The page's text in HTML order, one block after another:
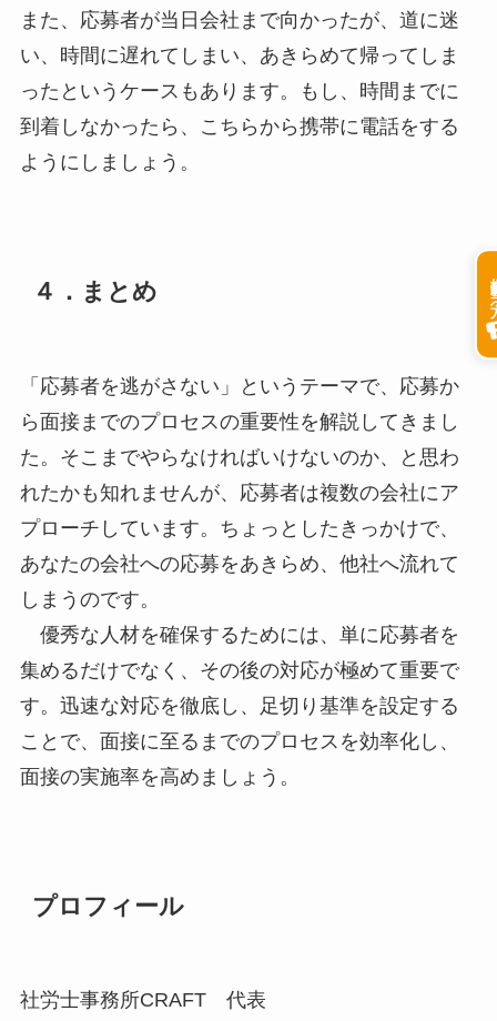
また、応募者が当日会社まで向かったが、道に迷
い、時間に遅れてしまい、あきらめて帰ってしま
ったというケースもあります。もし、時間までに
到着しなかったら、こちらから携帯に電話をする
ようにしましょう。
４．まとめ
「応募者を逃がさない」というテーマで、応募か
ら面接までのプロセスの重要性を解説してきまし
た。そこまでやらなければいけないのか、と思わ
れたかも知れませんが、応募者は複数の会社にア
プローチしています。ちょっとしたきっかけで、
あなたの会社への応募をあきらめ、他社へ流れて
しまうのです。
優秀な人材を確保するためには、単に応募者を
集めるだけでなく、その後の対応が極めて重要で
す。迅速な対応を徹底し、足切り基準を設定する
ことで、面接に至るまでのプロセスを効率化し、
面接の実施率を高めましょう。
プロフィール
社労士事務所CRAFT 代表
掲